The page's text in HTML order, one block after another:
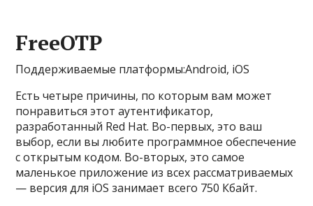
FreeOTP
Поддерживаемые платформы:Android, iOS
Есть четыре причины, по которым вам может
понравиться этот аутентификатор,
разработанный Red Hat. Во-первых, это ваш
выбор, если вы любите программное обеспечение
с открытым кодом. Во-вторых, это самое
маленькое приложение из всех рассматриваемых
— версия для iOS занимает всего 750 Кбайт.